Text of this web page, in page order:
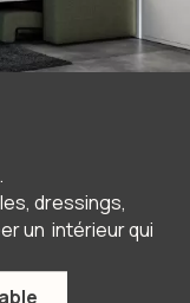
dressings,
un intérieur qui